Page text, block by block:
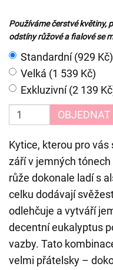
Používáme čerstvé květiny,
odstíny růžové a fialové se
Standardní (929 Kč)
Velká (1 539 Kč)
Exkluzivní (2 139
OBJEDNAT
Kytice, kterou pro
září v jemných
růže dokonale ladí s
celku dodávají
odlehčuje a vytváří
decentní eukalyptus
vazby. Tato
velmi přátelsky –